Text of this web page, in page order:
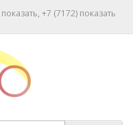
показать, +7 (7172) показать